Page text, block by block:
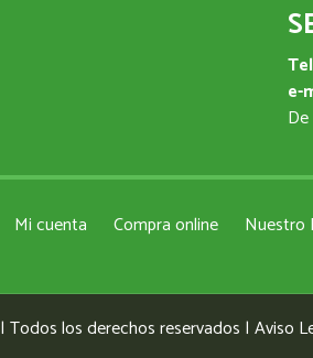
e-
Mi cuenta Compra online Nuestro
| Todos los derechos reservados | Aviso